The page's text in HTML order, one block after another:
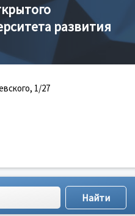
развития
1/27